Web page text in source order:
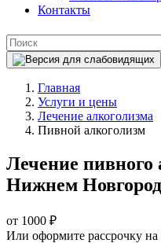
Контакты
Главная
Услуги и цены
Лечение алкоголизма
Пивной алкоголизм
Лечение пивного
Нижнем
от 1000 ₽
Или оформите рассрочку на